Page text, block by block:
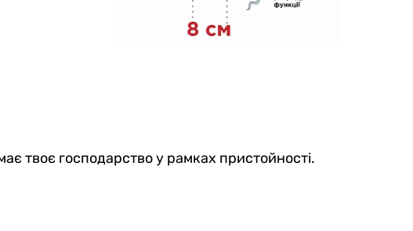
твоє господарство у рамках пристойності.